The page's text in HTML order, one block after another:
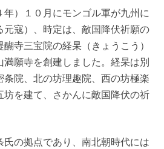
）１０月にモンゴル軍が九州に
寇）、時定は、敵国降伏祈願の
寺三宝院の経杲（きょうこう）
願寺を創建しました。経杲は別
院、北の坊理趣院、西の坊極楽
を建て、さかんに敵国降伏の祈
の拠点であり、南北朝時代には